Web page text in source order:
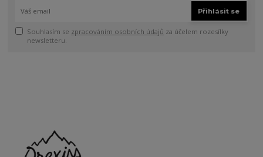
Přihlásit se
Souhlasím se zpracováním osobních údajů za účelem rozesílky
newsletteru.